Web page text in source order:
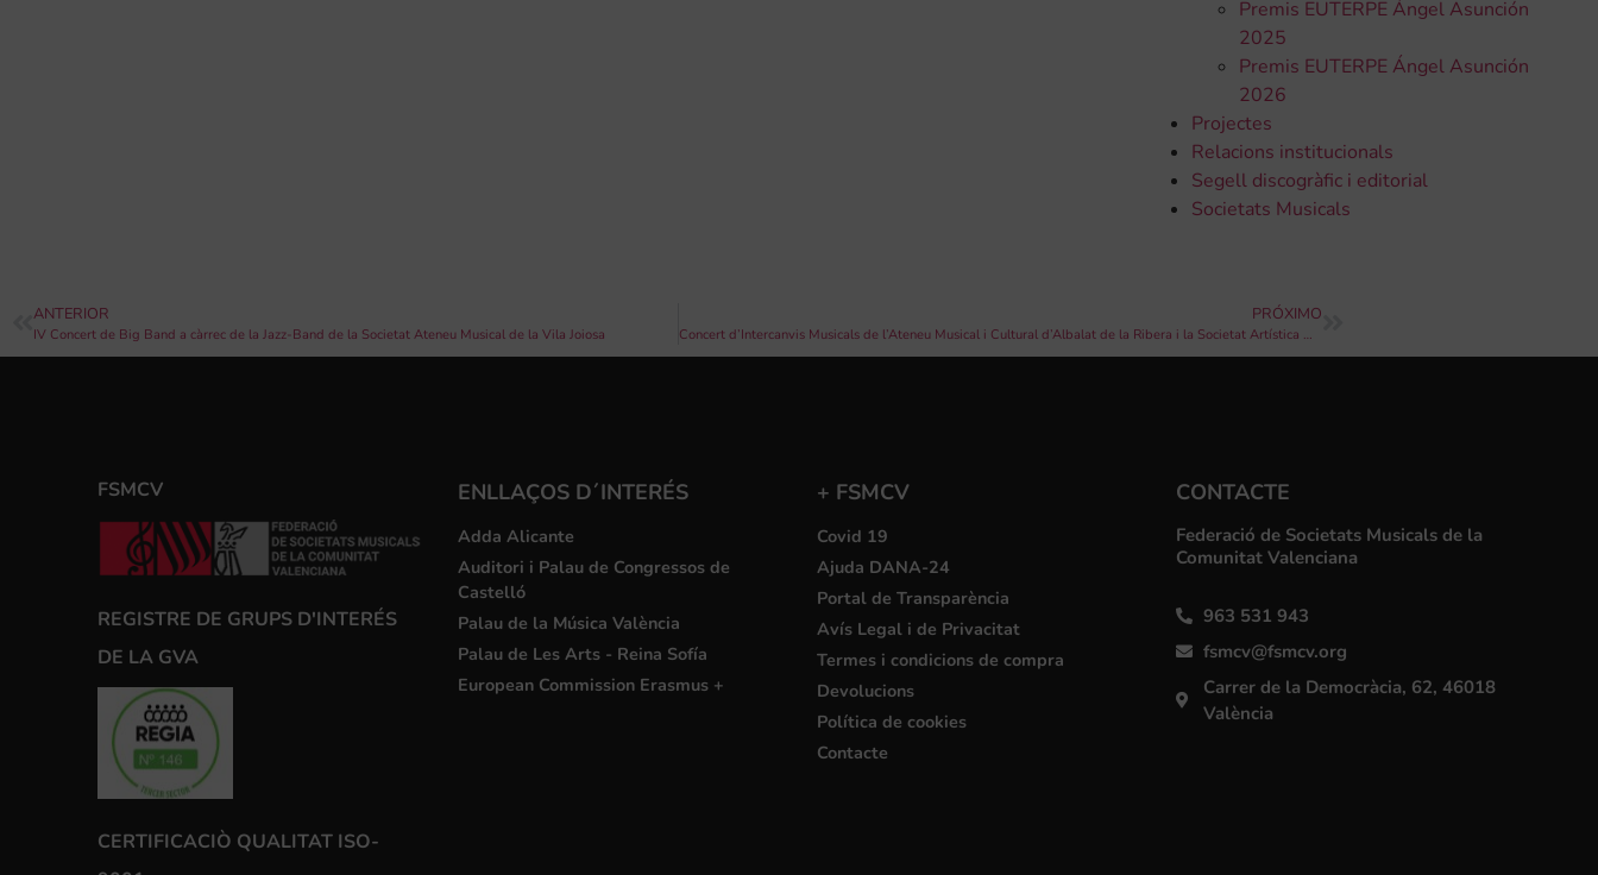
Premis EUTERPE Ángel Asunción
2025
Premis EUTERPE Ángel Asunción
2026
Projectes
Relacions institucionals
Segell discogràfic i editorial
Societats Musicals
ANTERIOR
IV Concert de Big Band a càrrec de la Jazz-Band de la Societat Ateneu Musical de la Vila Joiosa
PRÓXIMO
Concert d’Intercanvis Musicals de l’Ateneu Musical i Cultural d’Albalat de la Ribera i la Societat Artística Musical de Benifaió
FSMCV
REGISTRE DE GRUPS D'INTERÉS
DE LA GVA
CERTIFICACIÒ QUALITAT ISO-
ENLLAÇOS D´INTERÉS
Adda Alicante
Auditori i Palau de Congressos de
Castelló
Palau de la Música València
Palau de Les Arts - Reina Sofía
European Commission Erasmus +
+ FSMCV
Covid 19
Ajuda DANA-24
Portal de Transparència
Avís Legal i de Privacitat
Termes i condicions de compra
Devolucions
Política de cookies
Contacte
CONTACTE
Federació de Societats Musicals de la
Comunitat Valenciana
963 531 943
fsmcv@fsmcv.org
Carrer de la Democràcia, 62, 46018
València